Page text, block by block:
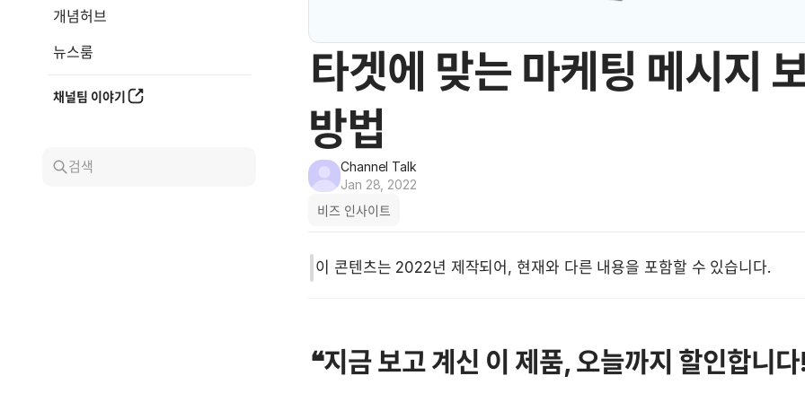
개념허브
뉴스룸
채널팀 이야기
검색
타겟에 맞는 마케팅 메시지
방법
Channel Talk
Jan 28, 2022
비즈 인사이트
이 콘텐츠는 2022년 제작되어, 현재와 다른 내용을 포함할 수 있습니다.
❝지금 보고 계신 이 제품, 오늘까지 할인합니